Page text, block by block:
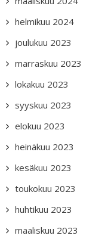
helmikuu 2024
joulukuu 2023
marraskuu 2023
lokakuu 2023
syyskuu 2023
elokuu 2023
heinäkuu 2023
kesäkuu 2023
toukokuu 2023
huhtikuu 2023
maaliskuu 2023